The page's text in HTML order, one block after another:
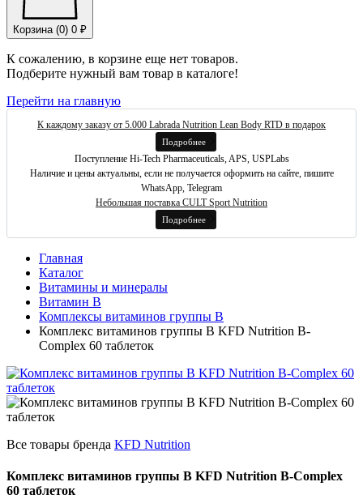
Корзина (0) 0 ₽
К сожалению, в корзине еще нет товаров.
Подберите нужный вам товар в каталоге!
Перейти на главную
К каждому заказу от 5.000 Labrada Nutrition Lean Body RTD в подарок
Подробнее
Поступление Hi-Tech Pharmaceuticals, APS, USPLabs
Наличие и цены актуальны, если не получается оформить на сайте, пишите
WhatsApp, Telegram
Небольшая поставка CULT Sport Nutrition
Подробнее
Главная
Каталог
Витамины и минералы
Витамин B
Комплексы витаминов группы B
Комплекс витаминов группы B KFD Nutrition B-
Complex 60 таблеток
Все товары бренда KFD Nutrition
Комплекс витаминов группы B KFD Nutrition B-Complex
60 таблеток